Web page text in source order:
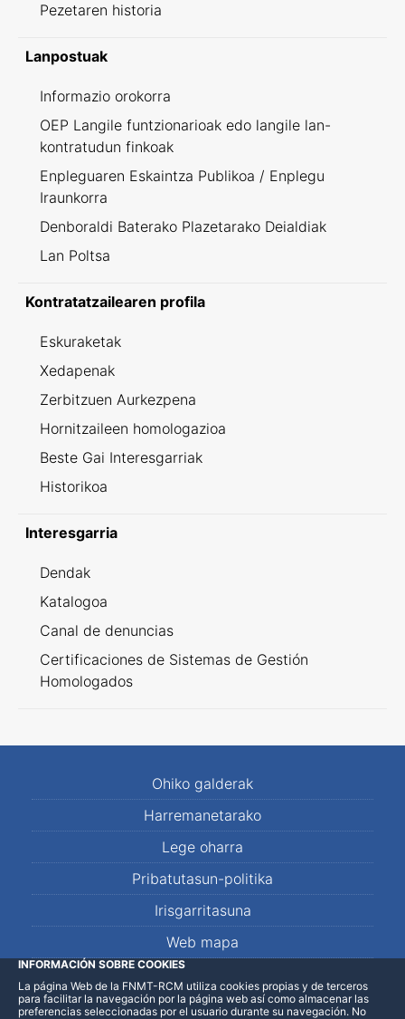
Pezetaren historia
Lanpostuak
Informazio orokorra
OEP Langile funtzionarioak edo langile lan-
kontratudun finkoak
Enpleguaren Eskaintza Publikoa / Enplegu
Iraunkorra
Denboraldi Baterako Plazetarako Deialdiak
Lan Poltsa
Kontratatzailearen profila
Eskuraketak
Xedapenak
Zerbitzuen Aurkezpena
Hornitzaileen homologazioa
Beste Gai Interesgarriak
Historikoa
Interesgarria
Dendak
Katalogoa
Canal de denuncias
Certificaciones de Sistemas de Gestión
Homologados
Ohiko galderak
Harremanetarako
Lege oharra
Pribatutasun-politika
Irisgarritasuna
Web mapa
LinkedInFacebookWhatsApp
INFORMACIÓN SOBRE COOKIES
La página Web de la FNMT-RCM utiliza cookies propias y de terceros
para facilitar la navegación por la página web así como almacenar las
preferencias seleccionadas por el usuario durante su navegación. No